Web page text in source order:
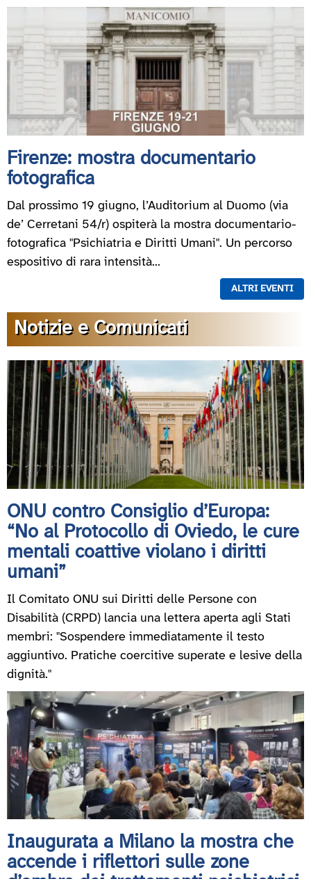
Firenze: mostra documentario
fotografica
Dal prossimo 19 giugno, l’Auditorium al Duomo (via
de’ Cerretani 54/r) ospiterà la mostra documentario-
fotografica "Psichiatria e Diritti Umani". Un percorso
espositivo di rara intensità...
ALTRI EVENTI
Notizie e Comunicati
ONU contro Consiglio d’Europa:
“No al Protocollo di Oviedo, le cure
mentali coattive violano i diritti
umani”
Il Comitato ONU sui Diritti delle Persone con
Disabilità (CRPD) lancia una lettera aperta agli Stati
membri: "Sospendere immediatamente il testo
aggiuntivo. Pratiche coercitive superate e lesive della
dignità."
Inaugurata a Milano la mostra che
accende i riflettori sulle zone